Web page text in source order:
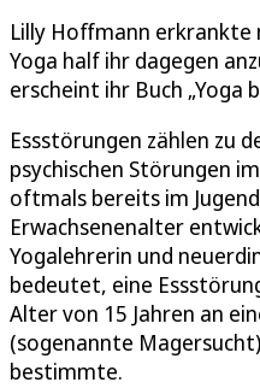
Lilly Hoffmann erkrankte
Yoga half ihr dagegen
erscheint ihr Buch „Yoga
Essstörungen zählen zu
psychischen Störungen
oftmals bereits im
Erwachsenenalter
Yogalehrerin und
bedeutet, eine
Alter von 15 Jahren an
(sogenannte
bestimmte.